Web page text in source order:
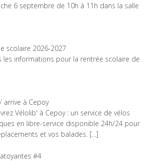
6 septembre de 10h à 11h dans la salle
scolaire 2026-2027
les informations pour la rentrée scolaire de
arrive à Cepoy
Vélolib' à Cepoy : un service de vélos
en libre-service disponible 24h/24 pour
et vos balades.[…]
#4